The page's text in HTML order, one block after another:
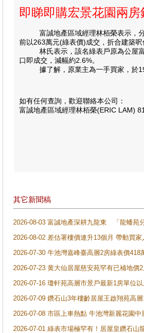
即睇即購宏景花園兩
富誠地產區域經理林栢榮表示，分行
前以263萬元(綠表價)成交，折合建築
林氏表示，該名綠表戶原為公屋富戶
口即成交，減幅約2.6%。
據了解，原業主為一手買家，於
如有任何查詢，歡迎聯絡本公司：
富誠地產區域經理林栢榮(ERIC LAM)
其它新聞稿
2026-08-03 富誠地產深耕九龍東 「龍蟠苑
2026-08-02 差估署樓價連升13個月 帶動買
2026-07-30 牛池灣嘉峰臺高層2房綠表價418
2026-07-23 黄大仙居屋慈安苑罕有已補地價
2026-07-16 瓊軒苑高層市景戶最新1房單位
2026-07-09 鑽石山3年樓齡居屋王啟翔苑高
2026-07-08 市區上車熱點 牛池灣新麗花園
2026-07-01 綠表市場極罕有！居屋皇鑽石